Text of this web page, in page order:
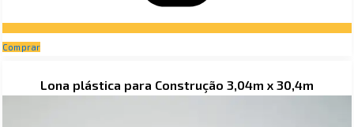
Comprar
Lona plástica para Construção 3,04m x 30,4m